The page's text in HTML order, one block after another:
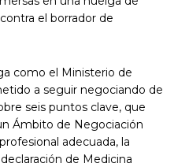
el borrador de
como el Ministerio de
a seguir negociando de
seis puntos clave, que
Ámbito de Negociación
adecuada, la
de Medicina